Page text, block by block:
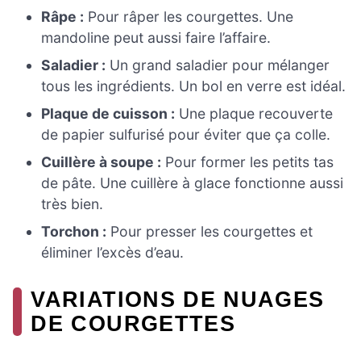
Râpe : Pour râper les courgettes. Une
mandoline peut aussi faire l’affaire.
Saladier : Un grand saladier pour mélanger
tous les ingrédients. Un bol en verre est idéal.
Plaque de cuisson : Une plaque recouverte
de papier sulfurisé pour éviter que ça colle.
Cuillère à soupe : Pour former les petits tas
de pâte. Une cuillère à glace fonctionne aussi
très bien.
Torchon : Pour presser les courgettes et
éliminer l’excès d’eau.
VARIATIONS DE NUAGES
DE COURGETTES